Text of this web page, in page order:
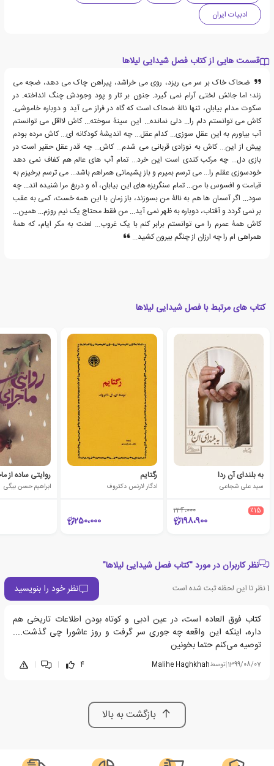
ادبیات ایران
قسمت هایی از کتاب فصل شیدایی لیلاها
ضحاک خاک بر سر می ریزد، روی می خراشد، پیراهن چاک می دهد، ضجه می
زند؛ اما جانش لختی آرام نمی گیرد. جنون بر تار و پود وجودش چنگ انداخته. در
سکوت مدام بیابان، تنها نالۀ ضحاک است که گاه در فراز می آید و دوباره خاموشی.
کاش می توانستم دلم را... دلی نمانده... این سینۀ سوخته... کاش لااقل می توانستم
آب بیاورم به این عقل سوزی... کدام عقل... چه اندیشۀ کودکانه ای... کاش مرده بودم
پیش از این... کاش به نوزادی قربانی می شدم... کاش... چه قدر عقل حقیر است در
بازی دل... چه مرکب کندی است این خرد... تمام آب های عالم هم کفاف نمی دهد
خودسوزی عقلم را... می ترسم بمیرم و باز پشیمانی همراهم باشد... می ترسم برخیزم به
قیامت و افسوس با من... تمام سنگریزه های این بیابان، آه و دریغ مرا شنیده اند... چه
سود... اگر آسمان ها هم به نالۀ من بسوزند، باز زمان با این همه خست، کمی به عقب
بر نمی گردد و آفتاب، دوباره به ظهر نمی آید... من فقط محتاج یک نیم روزم... همین...
کاش همۀ عمرم را می توانستم برابر کنم با یک غروب... لعنت به مکر ایام، که همۀ
همراهی ام را چه ارزان از چنگم بیرون کشید...
کتاب های مرتبط با فصل شیدایی لیلاها
به بلندای آن ردا
سید علی شجاعی
٪15 234،000
198،900
رگتایم
ادگار لارنس دکتروف
250،000
ابراهیم حسن بیگی
نظر کاربران در مورد "کتاب فصل شیدایی لیلاها"
1نظر تا این لحظه ثبت شده است نظر خود را بنویسید
کتاب فوق العاده است، در عین ادبی و کوتاه بودن اطلاعات تاریخی هم
داره، اینکه این واقعه چه جوری سر گرفت و روز عاشورا چی گذشت....
توصیه می‌کنم حتما بخونین
1399/08/07
|توسطMalihe Haghkhah
4
|
|
بازگشت به بالا